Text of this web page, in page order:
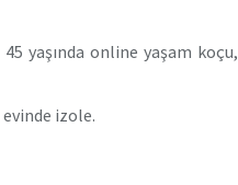
yaşında online yaşam koçu,
evinde izole.